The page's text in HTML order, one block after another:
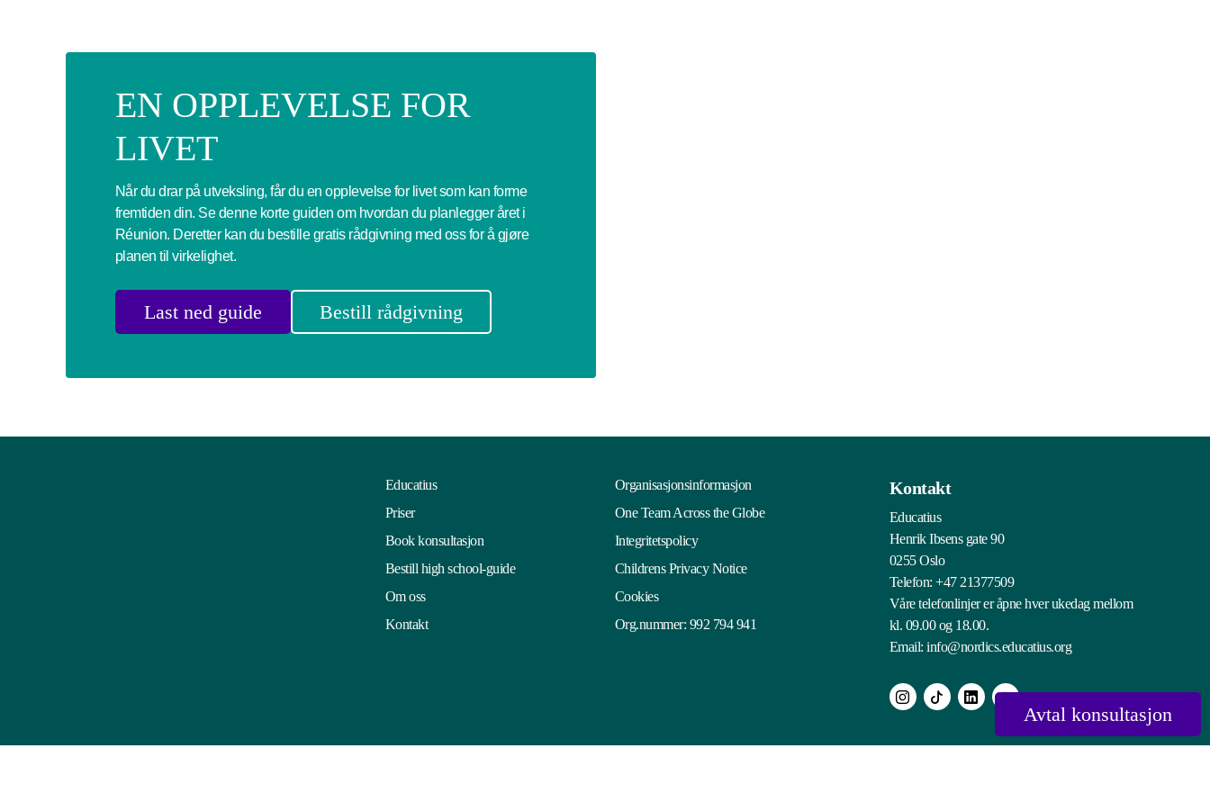
EN OPPLEVELSE FOR
LIVET
Når du drar på utveksling, får du en opplevelse for livet som kan forme
fremtiden din. Se denne korte guiden om hvordan du planlegger året i
Réunion. Deretter kan du bestille gratis rådgivning med oss for å gjøre
planen til virkelighet.
Last ned guide Bestill rådgivning
Educatius
Priser
Book konsultasjon
Bestill high school-guide
Om oss
Kontakt
Organisasjonsinformasjon
One Team Across the Globe
Integritetspolicy
Childrens Privacy Notice
Cookies
Org.nummer: 992 794 941
Kontakt
Educatius
Henrik Ibsens gate 90
0255 Oslo
Telefon: +47 21377509
Våre telefonlinjer er åpne hver ukedag mellom
kl. 09.00 og 18.00.
Email: info@nordics.educatius.org
Avtal konsultasjon